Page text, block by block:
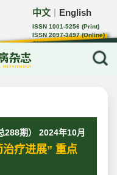
中文 English
ISSN 1001-5256 (Print)
ISSN 2097-3497 (Online)
CN 22-1108/R
288期） 2024年10月
疗进展” 重点